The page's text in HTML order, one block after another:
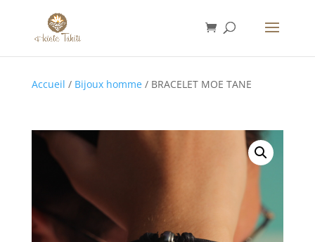
Accueil / Bijoux homme/ BRACELET MOE TANE